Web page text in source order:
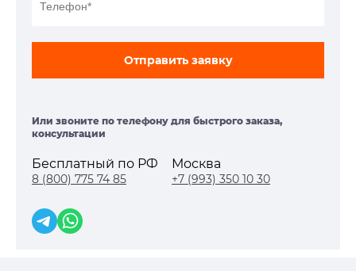
Отправить заявку
Или звоните по телефону для быстрого заказа,
консультации
Бесплатный по РФ
8 (800) 775 74 85
Москва
+7 (993) 350 10 30